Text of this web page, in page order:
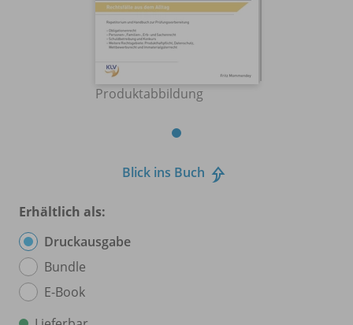
Produktabbildung
Blick ins Buch
Erhältlich als:
Druckausgabe
Bundle
E-Book